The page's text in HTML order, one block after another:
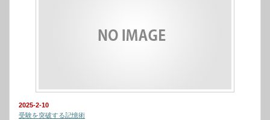
2025-2-10
受験を突破する記憶術